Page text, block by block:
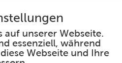
Instagram